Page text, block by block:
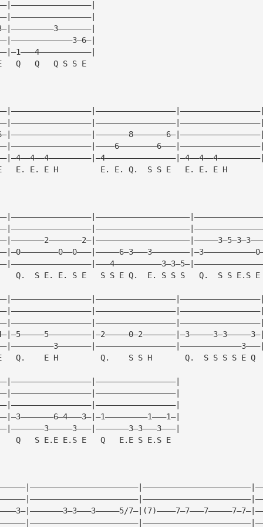
Q   Q   Q S S E
E. E. E H         E. E. Q.  S S E   E. E. E H
Q.  S E. E. S E   S S E Q.  E. S S S   Q.  S S E.S E
Q.    E H         Q.    S S H       Q.  S S S S E Q
Q   S E.E E.S E   Q   E.E S E.S E